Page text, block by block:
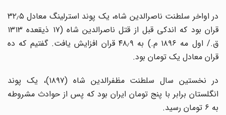
در اواخر سلطنت ناصرالدین شاه، یک پوند استرلینگ معادل ۳۲٫۵
قران بود که اندکی قبل از قتل ناصرالدین شاه (۱۷ ذیقعده ۱۳۱۳
ق./ اول مه ۱۸۹۶ م.) به ۴۸٫۹ قران افزایش یافت. گفتیم که ده
قران معادل یک تومان بود.
در نخستین سال سلطنت مظفرالدین شاه (۱۸۹۷)، یک پوند
انگلستان برابر با پنج تومان ایران بود که پس از حوادث مشروطه
به ۶ تومان رسید.